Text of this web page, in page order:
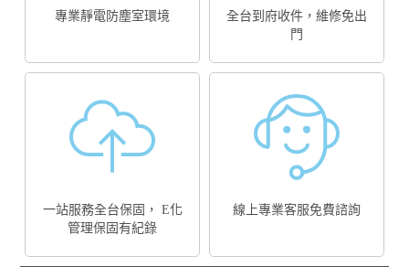
專業靜電防塵室環境
全台到府收件，維修免出
門
一站服務全台保固， E化
管理保固有紀錄
線上專業客服免費諮詢